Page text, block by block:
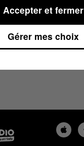
Gérer mes choix
Accepter et fermer